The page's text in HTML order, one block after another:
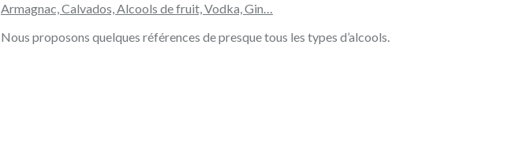
Armagnac, Calvados, Alcools de fruit, Vodka, Gin…
Nous proposons quelques références de presque tous les types d’alcools.